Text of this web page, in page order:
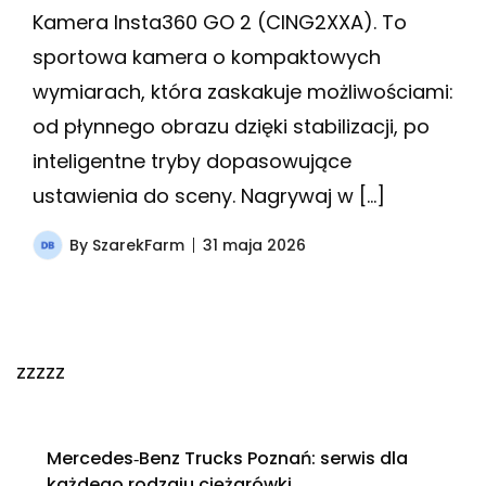
Kamera Insta360 GO 2 (CING2XXA). To
sportowa kamera o kompaktowych
wymiarach, która zaskakuje możliwościami:
od płynnego obrazu dzięki stabilizacji, po
inteligentne tryby dopasowujące
ustawienia do sceny. Nagrywaj w […]
By SzarekFarm 31 maja 2026
zzzzz
Mercedes‑Benz Trucks Poznań: serwis dla